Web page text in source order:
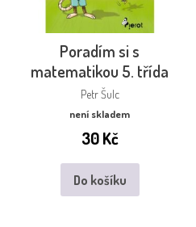
Poradím si s
matematikou 5. třída
Petr Šulc
není skladem
30Kč
Do košíku